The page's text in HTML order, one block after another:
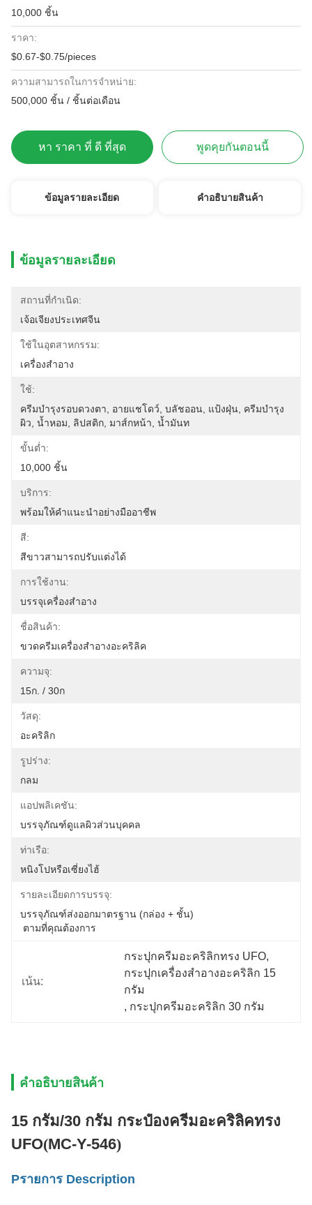
10,000 ชิ้น
ราคา:
$0.67-$0.75/pieces
ความสามารถในการจําหน่าย:
500,000 ชิ้น / ชิ้นต่อเดือน
หา ราคา ที่ ดี ที่สุด พูดคุยกันตอนนี้
ข้อมูลรายละเอียด คําอธิบายสินค้า
ข้อมูลรายละเอียด
สถานที่กำเนิด:
เจ้อเจียงประเทศจีน
ใช้ในอุตสาหกรรม:
เครื่องสำอาง
ใช้:
ครีมบำรุงรอบดวงตา, ​​อายแชโดว์, บลัชออน, แป้งฝุ่น, ครีมบำรุง
ผิว, น้ำหอม, ลิปสติก, มาส์กหน้า, น้ำมันท
ขั้นต่ำ:
10,000 ชิ้น
บริการ:
พร้อมให้คำแนะนำอย่างมืออาชีพ
สี:
สีขาวสามารถปรับแต่งได้
การใช้งาน:
บรรจุเครื่องสำอาง
ชื่อสินค้า:
ขวดครีมเครื่องสำอางอะคริลิค
ความจุ:
15ก. / 30ก
วัสดุ:
อะคริลิก
รูปร่าง:
กลม
แอปพลิเคชัน:
บรรจุภัณฑ์ดูแลผิวส่วนบุคคล
ท่าเรือ:
หนิงโปหรือเซี่ยงไฮ้
รายละเอียดการบรรจุ:
บรรจุภัณฑ์ส่งออกมาตรฐาน (กล่อง + ชั้น)
ตามที่คุณต้องการ
เน้น:
กระปุกครีมอะคริลิกทรง UFO,
กระปุกเครื่องสำอางอะคริลิก 15
กรัม
, กระปุกครีมอะคริลิก 30 กรัม
คําอธิบายสินค้า
15 กรัม/30 กรัม กระป๋องครีมอะคริลิคทรง
UFO(MC-Y-546)
Pรายการ Description